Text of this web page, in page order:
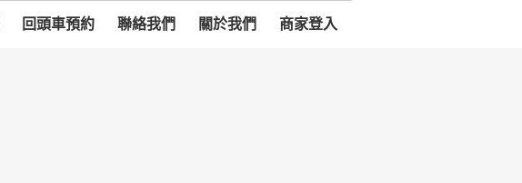
回頭車預約 聯絡我們 關於我們 商家登入